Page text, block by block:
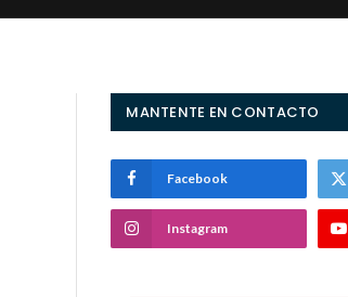
MANTENTE EN CONTACTO
Facebook
Instagram